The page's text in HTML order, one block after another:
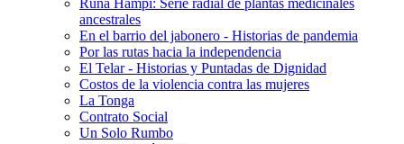
Runa Hampi: Serie radial de plantas medicinales
ancestrales
En el barrio del jabonero - Historias de pandemia
Por las rutas hacia la independencia
El Telar - Historias y Puntadas de Dignidad
Costos de la violencia contra las mujeres
La Tonga
Contrato Social
Un Solo Rumbo